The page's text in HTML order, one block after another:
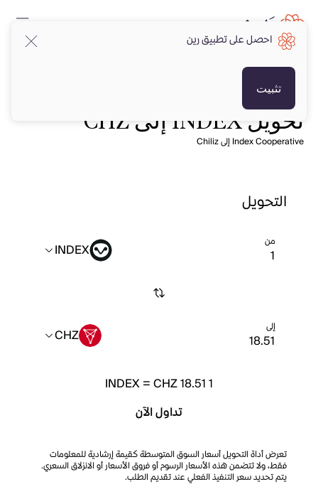
تحويل INDEX إلى CHZ
Index Cooperative إلى Chiliz
التحويل
من INDEX
إلى CHZ
1
INDEX=CHZ 18.51
تداول الآن
تعرض أداة التحويل أسعار السوق المتوسطة كقيمة إرشادية للمعلومات
فقط، ولا تتضمن هذه الأسعار الرسوم أو فروق الأسعار أو الانزلاق السعري.
يتم تحديد سعر التنفيذ الفعلي عند تقديم الطلب.
احصل على تطبيق رين
تثبيت